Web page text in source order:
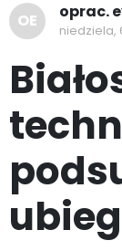
OE oprac.
niedziela,